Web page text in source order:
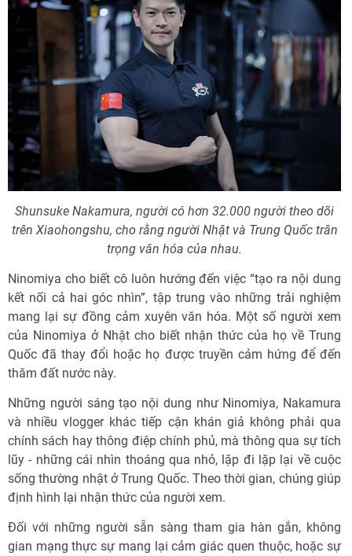
Shunsuke Nakamura, người có hơn 32.000 người theo dõi
trên Xiaohongshu, cho rằng người Nhật và Trung Quốc trân
trọng văn hóa của nhau.
Ninomiya cho biết cô luôn hướng đến việc “tạo ra nội dung
kết nối cả hai góc nhìn”, tập trung vào những trải nghiệm
mang lại sự đồng cảm xuyên văn hóa. Một số người xem
của Ninomiya ở Nhật cho biết nhận thức của họ về Trung
Quốc đã thay đổi hoặc họ được truyền cảm hứng để đến
thăm đất nước này.
Những người sáng tạo nội dung như Ninomiya, Nakamura
và nhiều vlogger khác tiếp cận khán giả không phải qua
chính sách hay thông điệp chính phủ, mà thông qua sự tích
lũy - những cái nhìn thoáng qua nhỏ, lặp đi lặp lại về cuộc
sống thường nhật ở Trung Quốc. Theo thời gian, chúng giúp
định hình lại nhận thức của người xem.
Đối với những người sẵn sàng tham gia hàn gắn, không
gian mạng thực sự mang lại cảm giác quen thuộc, hoặc sự